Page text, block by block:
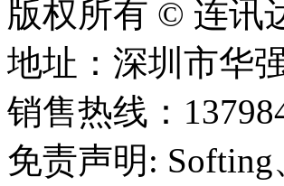
版权所有 © 连讯
地址：深圳市华
销售热线：
免责声明: